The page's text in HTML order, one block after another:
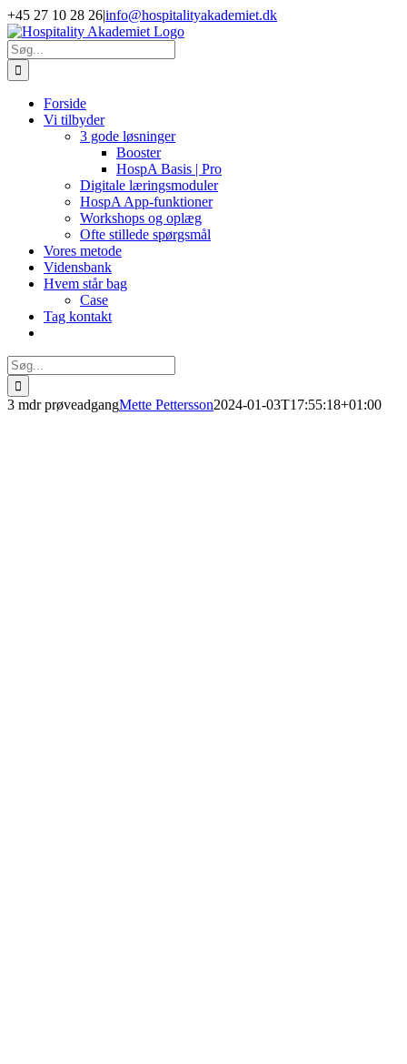
Skip
to
content
+45 27 10 28 26|info@hospitalityakademiet.dk
LinkedIn
Søg
efter:
Forside
Vi tilbyder
3 gode løsninger
Booster
HospA Basis | Pro
Digitale læringsmoduler
HospA App-funktioner
Workshops og oplæg
Ofte stillede spørgsmål
Vores metode
Vidensbank
Hvem står bag
Case
Tag kontakt
Søg
efter:
3 mdr prøveadgangMette Pettersson2024-01-03T17:55:18+01:00